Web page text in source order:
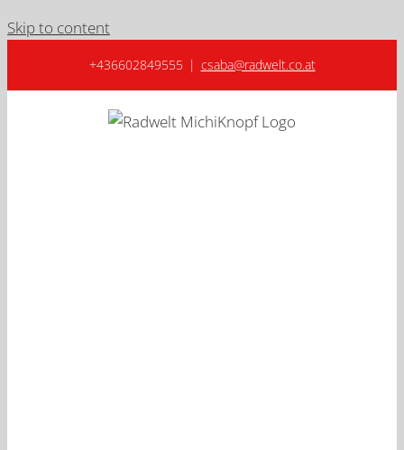
Skip to content
+436602849555 | csaba@radwelt.co.at